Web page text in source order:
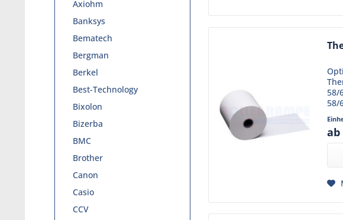
Axiohm
Banksys
Bematech
Bergman
Berkel
Best-Technology
Bixolon
Bizerba
BMC
Brother
Canon
Casio
CCV
58/
58/
am
57
ab